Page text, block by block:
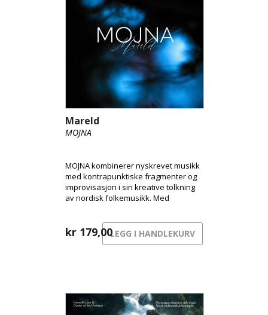
Mareld
MOJNA
MOJNA kombinerer nyskrevet musikk
med kontrapunktiske fragmenter og
improvisasjon i sin kreative tolkning
av nordisk folkemusikk. Med
særegent lydlandskap som har blitt
deres signatur.
kr 179,00LEGG I HANDLEKURV